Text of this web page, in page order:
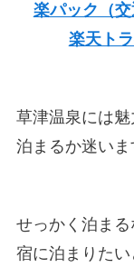
楽パック（
楽天ト
草津温泉には
泊まるか迷いま
せっかく泊ま
宿に泊まりたい